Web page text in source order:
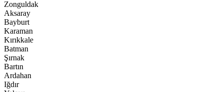
Zonguldak
Aksaray
Bayburt
Karaman
Kırıkkale
Batman
Şırnak
Bartın
Ardahan
Iğdır